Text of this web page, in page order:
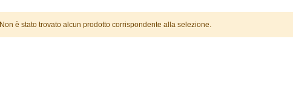
Non è stato trovato alcun prodotto corrispondente alla selezione.